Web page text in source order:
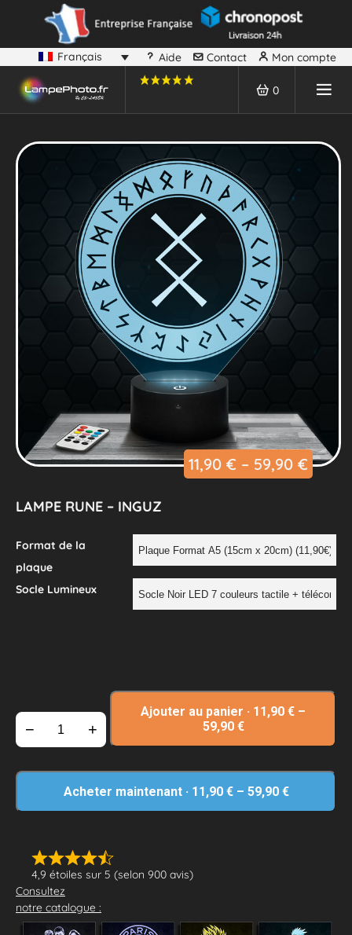
Français Aide Contact Mon compte
0
11,90 € – 59,90 €
LAMPE RUNE – INGUZ
4,9 étoiles sur 5 (selon 900 avis)
Consultez
notre catalogue :
Format de la
plaque
Socle Lumineux
− +
Ajouter au panier · 11,90 € –
59,90 €
Acheter maintenant · 11,90 €– 59,90 €